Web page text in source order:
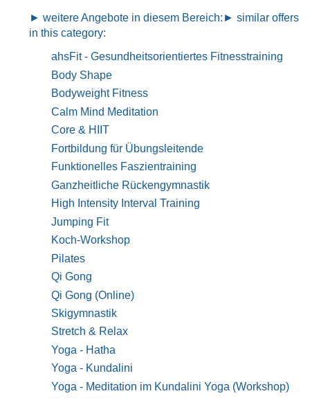
► weitere Angebote in diesem Bereich: ► similar offers
in this category:
ahsFit - Gesundheitsorientiertes Fitnesstraining
Body Shape
Bodyweight Fitness
Calm Mind Meditation
Core & HIIT
Fortbildung für Übungsleitende
Funktionelles Faszientraining
Ganzheitliche Rückengymnastik
High Intensity Interval Training
Jumping Fit
Koch-Workshop
Pilates
Qi Gong
Qi Gong (Online)
Skigymnastik
Stretch & Relax
Yoga - Hatha
Yoga - Kundalini
Yoga - Meditation im Kundalini Yoga (Workshop)